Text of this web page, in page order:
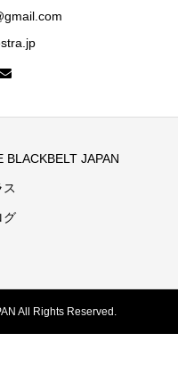
BLACKBELT JAPAN
ス
グ
All Rights Reserved.